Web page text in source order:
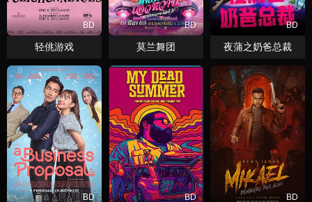
BD
轻佻游戏
BD
莫兰舞团
BD
夜蒲之奶爸总裁
BD BD BD